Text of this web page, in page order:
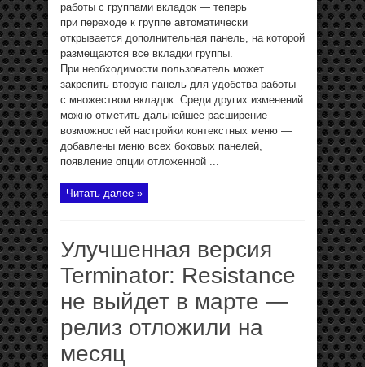
работы с группами вкладок — теперь
при переходе к группе автоматически
открывается дополнительная панель, на которой
размещаются все вкладки группы.
При необходимости пользователь может
закрепить вторую панель для удобства работы
с множеством вкладок. Среди других изменений
можно отметить дальнейшее расширение
возможностей настройки контекстных меню —
добавлены меню всех боковых панелей,
появление опции отложенной ...
Читать далее »
Улучшенная версия
Terminator: Resistance
не выйдет в марте —
релиз отложили на
месяц